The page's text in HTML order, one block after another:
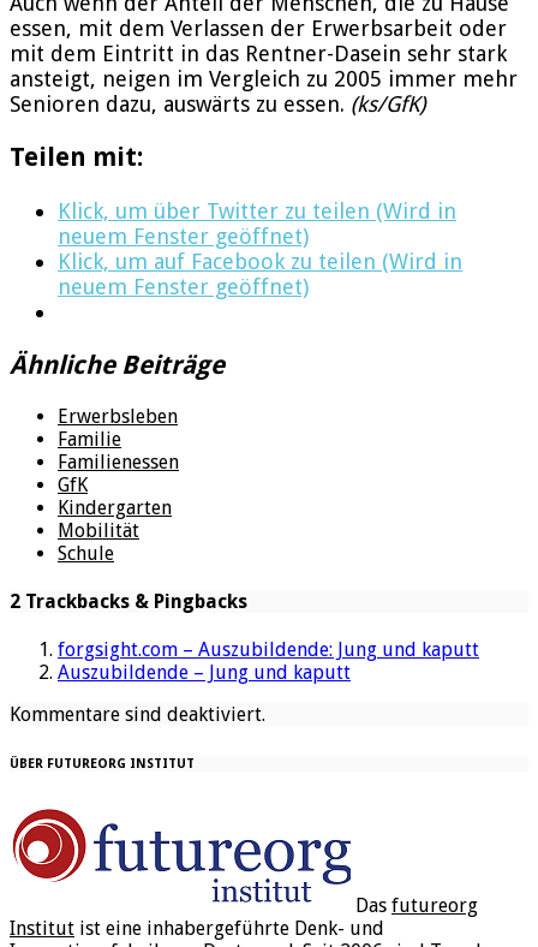
essen, mit dem Verlassen der Erwerbsarbeit oder
mit dem Eintritt in das Rentner-Dasein sehr stark
ansteigt, neigen im Vergleich zu 2005 immer mehr
Senioren dazu, auswärts zu essen. (ks/GfK)
Teilen mit:
Klick, um über Twitter zu teilen (Wird in
neuem Fenster geöffnet)
Klick, um auf Facebook zu teilen (Wird in
neuem Fenster geöffnet)
Ähnliche Beiträge
Erwerbsleben
Familie
Familienessen
GfK
Kindergarten
Mobilität
Schule
2 Trackbacks & Pingbacks
forgsight.com – Auszubildende: Jung und kaputt
Auszubildende – Jung und kaputt
Kommentare sind deaktiviert.
ÜBER FUTUREORG INSTITUT
Das futureorg
Institut ist eine inhabergeführte Denk- und